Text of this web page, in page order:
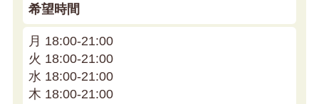
希望時間
月 18:00-21:00
火 18:00-21:00
水 18:00-21:00
木 18:00-21:00